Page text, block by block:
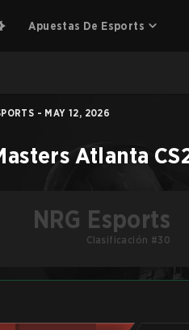
Apuestas De Esports
- MAY 12, 2026
Atlanta
NRG Esports
Clasificación #30